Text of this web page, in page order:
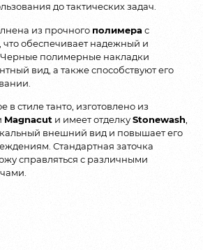
до тактических задач.
из прочного полимера с
что обеспечивает надежный и
Черные полимерные накладки
вид, а также способствуют его
в стиле танто, изготовлено из
Magnacut и имеет отделкуStonewash
внешний вид и повышает его
Стандартная заточка
справляться с различными